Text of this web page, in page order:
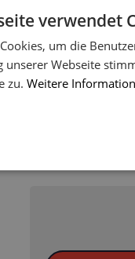
3: Zwei
4: Fußmatte
verwendet
um die
unserer Webseite
zu. Weitere